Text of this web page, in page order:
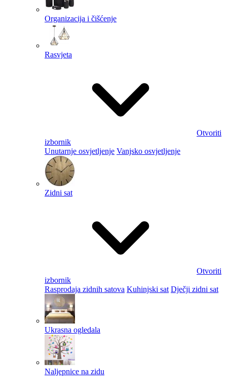
Organizacija i čišćenje
Rasvjeta
Otvoriti
izbornik
Unutarnje osvjetljenje Vanjsko osvjetljenje
Zidni sat
Otvoriti
izbornik
Rasprodaja zidnih satova Kuhinjski sat Dječji zidni sat
Ukrasna ogledala
Naljepnice na zidu